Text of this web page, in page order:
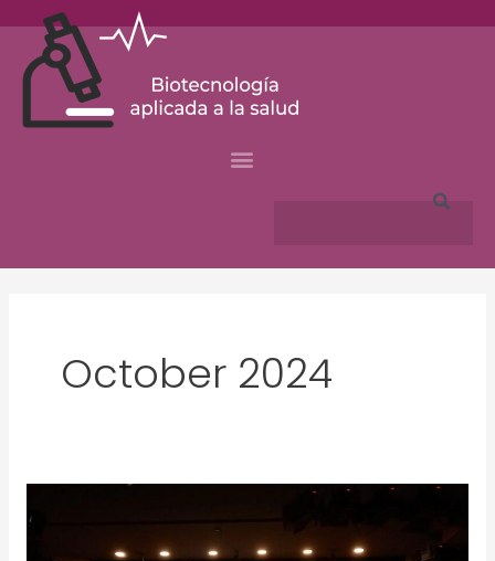
content
Search
October 2024
Unidad
Neurodeath